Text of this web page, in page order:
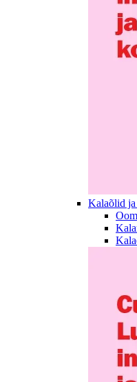
Kalaõlid ja